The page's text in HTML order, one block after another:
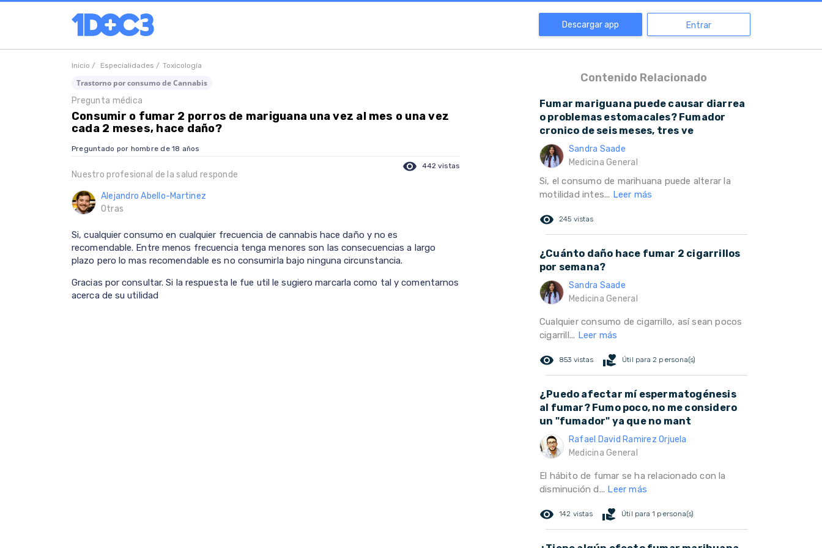
Descargar app Entrar
Inicio / Especialidades / Toxicología
Trastorno por consumo de Cannabis
Pregunta médica
Consumir o fumar 2 porros de mariguana una vez al mes o una vez
cada 2 meses, hace daño?
Preguntado por hombre de 18 años
visibility 442 vistas
Nuestro profesional de la salud responde
Alejandro Abello-Martinez
Otras
Si, cualquier consumo en cualquier frecuencia de cannabis hace daño y no es
recomendable. Entre menos frecuencia tenga menores son las consecuencias a largo
plazo pero lo mas recomendable es no consumirla bajo ninguna circunstancia.
Gracias por consultar. Si la respuesta le fue util le sugiero marcarla como tal y comentarnos
acerca de su utilidad
Contenido Relacionado
Fumar mariguana puede causar diarrea
o problemas estomacales? Fumador
cronico de seis meses, tres ve
Sandra Saade
Medicina General
Si, el consumo de marihuana puede alterar la
motilidad intes... Leer más
remove_red_eye 245 vistas
¿Cuánto daño hace fumar 2 cigarrillos
por semana?
Sandra Saade
Medicina General
Cualquier consumo de cigarrillo, así sean pocos
cigarrill... Leer más
remove_red_eye 853 vistas volunteer_activism Útil para 2 persona(s)
¿Puedo afectar mí espermatogénesis
al fumar? Fumo poco, no me considero
un "fumador" ya que no mant
Rafael David Ramirez Orjuela
Medicina General
El hábito de fumar se ha relacionado con la
disminución d... Leer más
remove_red_eye 142 vistas volunteer_activism Útil para 1 persona(s)